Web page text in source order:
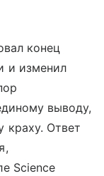
конец
и изменил
выводу,
краху. Ответ
Science